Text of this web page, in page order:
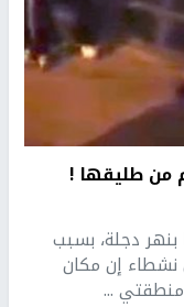
من طليقها !
دجلة، بسبب
نشطاء إن مكان
منطقتي ...